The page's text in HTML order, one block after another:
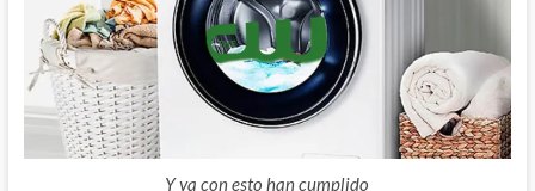
Y ya con esto han cumplido